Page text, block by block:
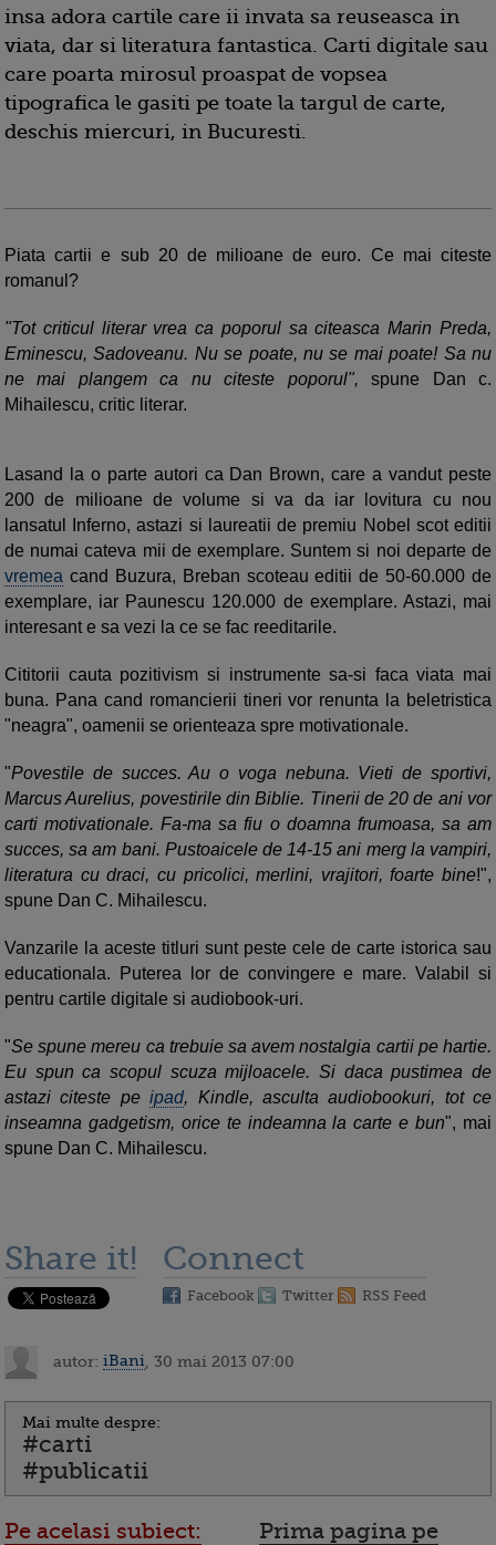
insa adora cartile care ii invata sa reuseasca in
viata, dar si literatura fantastica. Carti digitale sau
care poarta mirosul proaspat de vopsea
tipografica le gasiti pe toate la targul de carte,
deschis miercuri, in Bucuresti.
Piata cartii e sub 20 de milioane de euro. Ce mai citeste
romanul?
"Tot criticul literar vrea ca poporul sa citeasca Marin Preda,
Eminescu, Sadoveanu. Nu se poate, nu se mai poate! Sa nu
ne mai plangem ca nu citeste poporul", spune Dan c.
Mihailescu, critic literar.
Lasand la o parte autori ca Dan Brown, care a vandut peste
200 de milioane de volume si va da iar lovitura cu nou
lansatul Inferno, astazi si laureatii de premiu Nobel scot editii
de numai cateva mii de exemplare. Suntem si noi departe de
vremea cand Buzura, Breban scoteau editii de 50-60.000 de
exemplare, iar Paunescu 120.000 de exemplare. Astazi, mai
interesant e sa vezi la ce se fac reeditarile.
Cititorii cauta pozitivism si instrumente sa-si faca viata mai
buna. Pana cand romancierii tineri vor renunta la beletristica
"neagra", oamenii se orienteaza spre motivationale.
"Povestile de succes. Au o voga nebuna. Vieti de sportivi,
Marcus Aurelius, povestirile din Biblie. Tinerii de 20 de ani vor
carti motivationale. Fa-ma sa fiu o doamna frumoasa, sa am
succes, sa am bani. Pustoaicele de 14-15 ani merg la vampiri,
literatura cu draci, cu pricolici, merlini, vrajitori, foarte bine!",
spune Dan C. Mihailescu.
Vanzarile la aceste titluri sunt peste cele de carte istorica sau
educationala. Puterea lor de convingere e mare. Valabil si
pentru cartile digitale si audiobook-uri.
"Se spune mereu ca trebuie sa avem nostalgia cartii pe hartie.
Eu spun ca scopul scuza mijloacele. Si daca pustimea de
astazi citeste peipad, Kindle, asculta audiobookuri, tot ce
inseamna gadgetism, orice te indeamna la carte e bun", mai
spune Dan C. Mihailescu.
Share it! Connect
Facebook Twitter RSS Feed
autor: iBani , 30 mai 2013 07:00
Mai multe despre:
#carti
#publicatii
Pe acelasi subiect:
Prima pagina pe